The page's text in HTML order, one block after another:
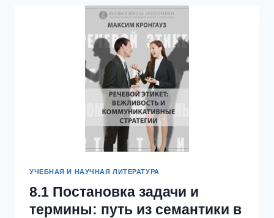
СТРУКТУРА
УЧЕБНАЯ И НАУЧНАЯ ЛИТЕРАТУРА
8.1 Постановка задачи и
термины: путь из семантики в